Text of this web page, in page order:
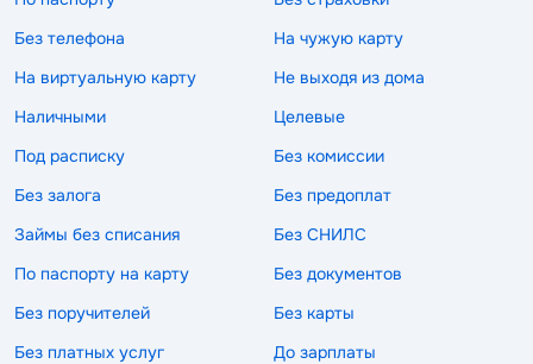
Без телефона
На чужую карту
На виртуальную карту
Не выходя из дома
Наличными
Целевые
Под расписку
Без комиссии
Без залога
Без предоплат
Займы без списания
Без СНИЛС
По паспорту на карту
Без документов
Без поручителей
Без карты
Без платных услуг
До зарплаты